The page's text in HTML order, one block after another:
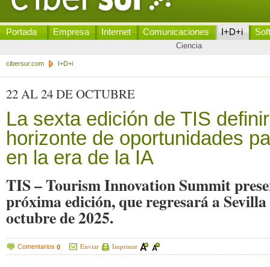
Portada Empresa Internet Comunicaciones I+D+i
Ciencia
cibersur.com I+D+i
22 AL 24 DE OCTUBRE
La sexta edición de TIS
horizonte de oportunidades
en la era de la IA
TIS – Tourism Innovation Summit
próxima edición, que regresará a Sevilla
octubre de 2025.
Comentarios 0 Enviar Imprimir